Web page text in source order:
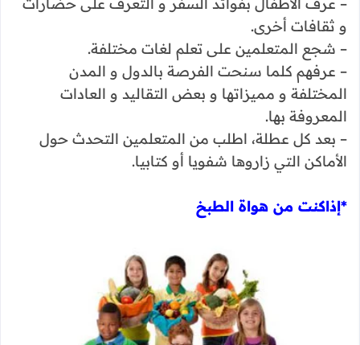
و ثقافات أخرى.
– شجع المتعلمين على تعلم لغات مختلفة.
– عرفهم كلما سنحت الفرصة بالدول و المدن
المختلفة و مميزاتها و بعض التقاليد و العادات
المعروفة بها.
– بعد كل عطلة، اطلب من المتعلمين التحدث حول
الأماكن التي زاروها شفويا أو كتابيا.
*إذاكنت من هواة الطبخ